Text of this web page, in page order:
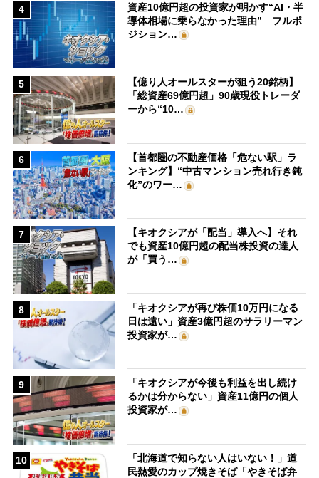
4
資産10億円超の投資家が明かす“AI・半
導体相場に乗らなかった理由” フルポ
ジション…
5
【億り人オールスターが狙う20銘柄】
「総資産69億円超」90歳現役トレーダ
ーから“10…
6
【首都圏の不動産価格「危ない駅」ラ
ンキング】“中古マンション売れ行き鈍
化”のワー…
7
【キオクシアが「配当」導入へ】それ
でも資産10億円超の配当株投資の達人
が「買う…
8
「キオクシアが再び株価10万円になる
日は遠い」資産3億円超のサラリーマン
投資家が…
9
「キオクシアが今後も利益を出し続け
るかは分からない」資産11億円の個人
投資家が…
10
「北海道で知らない人はいない！」道
民熱愛のカップ焼きそば「やきそば弁